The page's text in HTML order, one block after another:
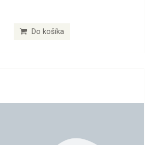
Do košíka